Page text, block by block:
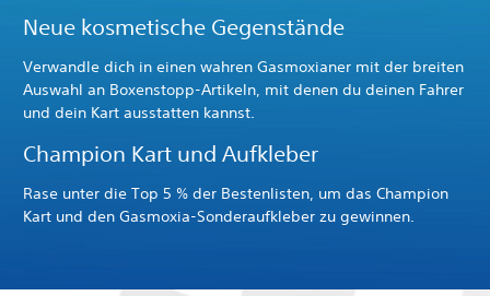
Neue kosmetische Gegenstände
Verwandle dich in einen wahren Gasmoxianer mit der breiten
Auswahl an Boxenstopp-Artikeln, mit denen du deinen Fahrer
und dein Kart ausstatten kannst.
Champion Kart und Aufkleber
Rase unter die Top 5 % der Bestenlisten, um das Champion
Kart und den Gasmoxia-Sonderaufkleber zu gewinnen.